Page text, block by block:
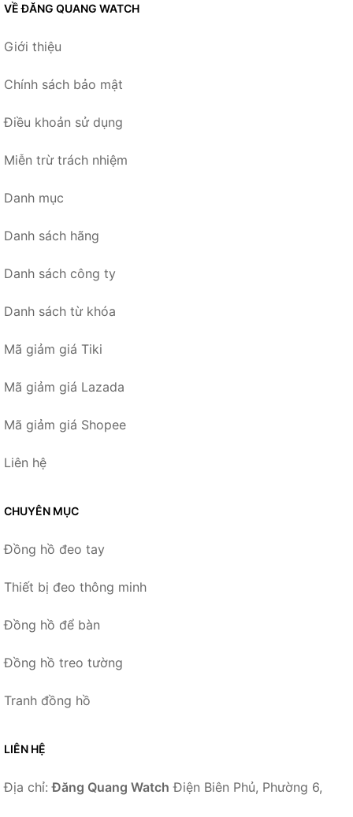
VỀ ĐĂNG QUANG WATCH
Giới thiệu
Chính sách bảo mật
Điều khoản sử dụng
Miễn trừ trách nhiệm
Danh mục
Danh sách hãng
Danh sách công ty
Danh sách từ khóa
Mã giảm giá Tiki
Mã giảm giá Lazada
Mã giảm giá Shopee
Liên hệ
CHUYÊN MỤC
Đồng hồ đeo tay
Thiết bị đeo thông minh
Đồng hồ để bàn
Đồng hồ treo tường
Tranh đồng hồ
LIÊN HỆ
Địa chỉ:Đăng Quang Watch Điện Biên Phủ, Phường 6,